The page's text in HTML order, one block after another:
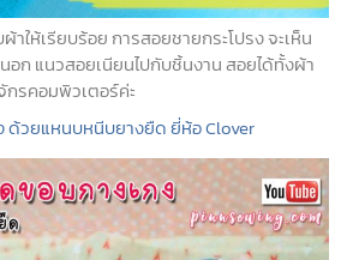
ให้เรียบร้อย การสอยชายกระโปรง จะเห็น
ก แนวสอยเนียนไปกับชิ้นงาน สอยได้ทั้งผ้า
รคอมพิวเตอร์ค่ะ
ด้วยแหนบหนีบยางยืด ยี่ห้อ Clover